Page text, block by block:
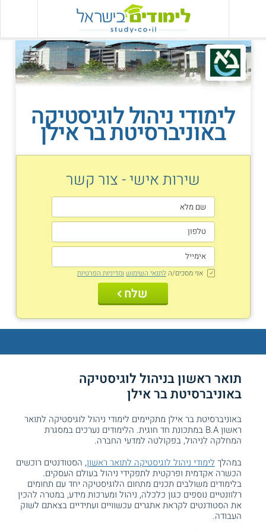
לימודי ניהול לוגיסטיקה
באוניברסיטת בר אילן
שירות אישי - צור קשר
אני מסכים/ה לתנאי השימוש ומדיניות הפרטיות
שלח
תואר ראשון בניהול לוגיסטיקה
באוניברסיטת בר אילן
באוניברסיטת בר אילן מתקיימים לימודי ניהול לוגיסטיקה לתואר
ראשון B.A במתכונת חד חוגית. הלימודים נערכים במסגרת
המחלקה לניהול, בפקולטה למדעי החברה.
במהלך לימודי ניהול לוגיסטיקה לתואר ראשון, הסטודנטים רוכשים
הכשרה אקדמית ופרקטית לתפקידי ניהול בעולם העסקים.
בלימודים משולבים תכנים מתחום הלוגיסטיקה יחד עם תחומים
רלוונטיים נוספים כגון כלכלה, ניהול ומערכות מידע, במטרה להכין
את הסטודנטים לקראת אתגרים עכשוויים ועתידיים בצאתם לשוק
העבודה.